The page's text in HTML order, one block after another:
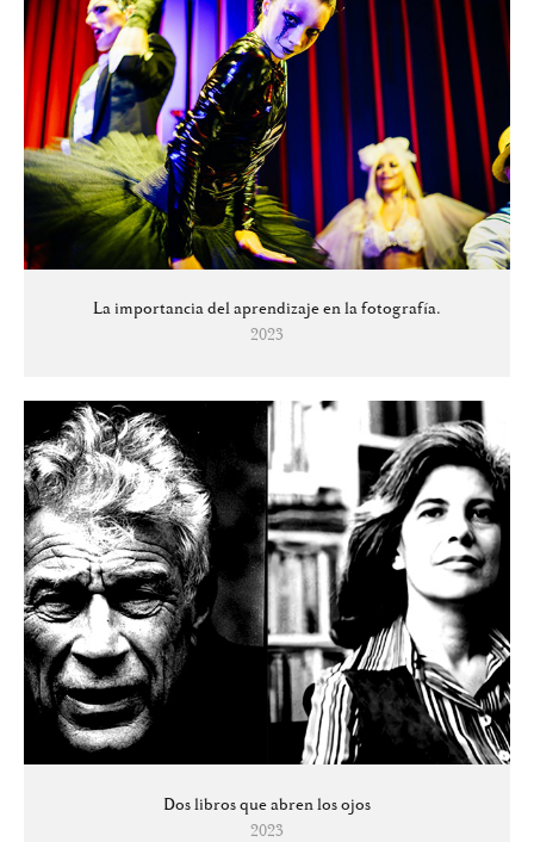
La importancia del aprendizaje en la fotografía.
2023
Dos libros que abren los ojos
2023